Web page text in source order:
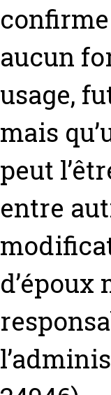
aucun
usage,
mais
peut
entre
d’époux